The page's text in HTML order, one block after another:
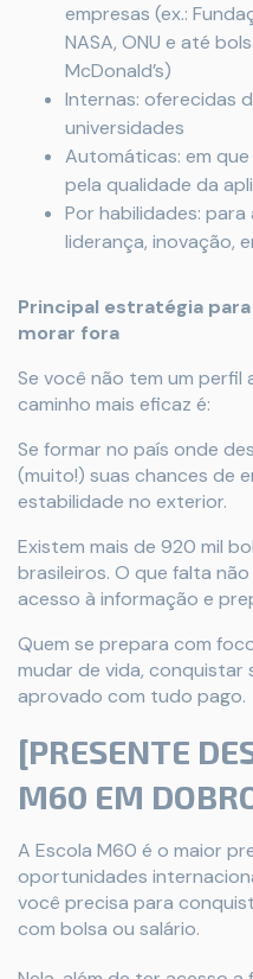
empresas (ex.:
NASA, ONU e até
McDonald’s)
Internas: oferecidas
universidades
Automáticas: em
pela qualidade da
Por habilidades:
liderança, inovação,
Principal estratégia
morar fora
Se você não tem um perfil
caminho mais eficaz é:
Se formar no país onde
(muito!) suas chances de
estabilidade no exterior.
Existem mais de 920 mil
brasileiros. O que falta
acesso à informação e
Quem se prepara com
mudar de vida, conquistar
aprovado com tudo pago.
[PRESENTE
M60 EM
A Escola M60 é o maior
oportunidades
você precisa para
com bolsa ou salário.